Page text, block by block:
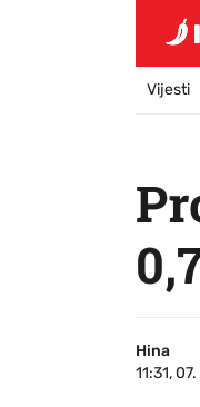
Vijesti
Hina
11:31,